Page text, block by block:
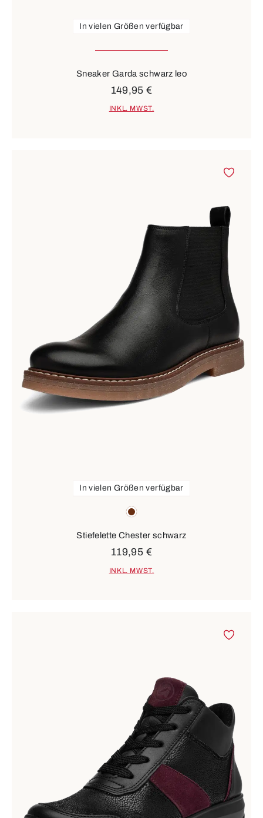
In vielen Größen verfügbar
Sneaker Garda schwarz leo
149,95 €
INKL. MWST.
braun
In vielen Größen verfügbar
Stiefelette Chester schwarz
119,95 €
INKL. MWST.